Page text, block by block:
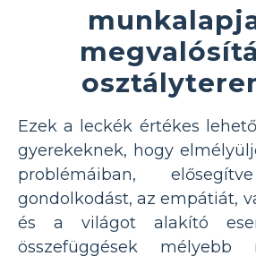
Ezek a leckék értékes
gyerekeknek, hogy
problémáiban,
gondolkodást, az empátiát,
és a világot alakító
összefüggések mélyebb